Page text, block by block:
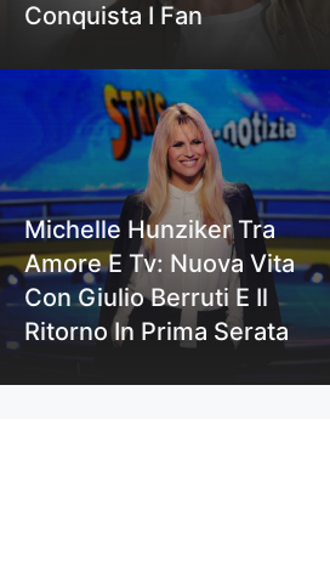
Conquista I Fan
Michelle Hunziker Tra
Amore E Tv: Nuova Vita
Con Giulio Berruti E Il
Ritorno In Prima Serata